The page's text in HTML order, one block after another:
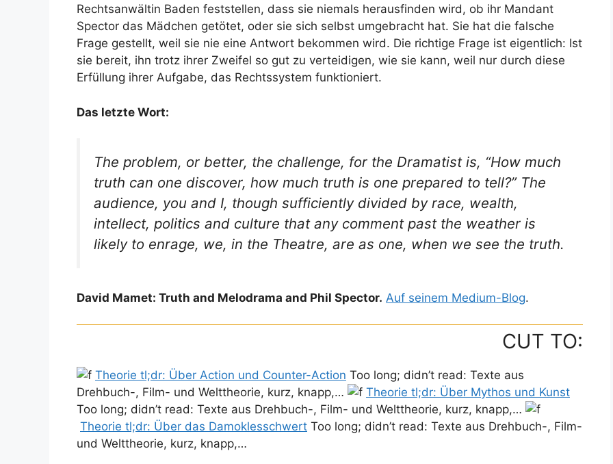
Rechtsanwältin Baden feststellen, dass sie niemals herausfinden wird, ob ihr Mandant
Spector das Mädchen getötet, oder sie sich selbst umgebracht hat. Sie hat die falsche
Frage gestellt, weil sie nie eine Antwort bekommen wird. Die richtige Frage ist eigentlich: Ist
sie bereit, ihn trotz ihrer Zweifel so gut zu verteidigen, wie sie kann, weil nur durch diese
Erfüllung ihrer Aufgabe, das Rechtssystem funktioniert.
Das letzte Wort:
The problem, or better, the challenge, for the Dramatist is, “How much
truth can one discover, how much truth is one prepared to tell?” The
audience, you and I, though sufficiently divided by race, wealth,
intellect, politics and culture that any comment past the weather is
likely to enrage, we, in the Theatre, are as one, when we see the truth.
David Mamet: Truth and Melodrama and Phil Spector. Auf seinem Medium-Blog.
CUT TO:
Theorie tl;dr: Über Action und Counter-Action Too long; didn’t read: Texte aus
Drehbuch-, Film- und Welttheorie, kurz, knapp,…
Theorie tl;dr: Über Mythos und Kunst
Too long; didn’t read: Texte aus Drehbuch-, Film- und Welttheorie, kurz, knapp,…
Theorie tl;dr: Über das Damoklesschwert Too long; didn’t read: Texte aus Drehbuch-, Film-
und Welttheorie, kurz, knapp,…